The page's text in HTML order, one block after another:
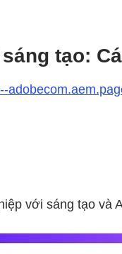
tạo:
với sáng tạo và